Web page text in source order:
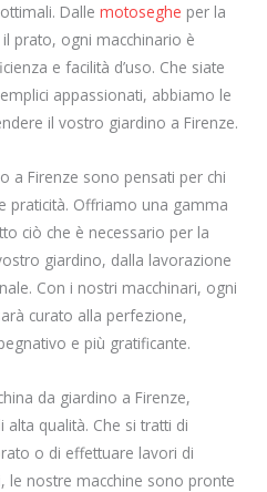
Dalle motoseghe per la
il prato, ogni macchinario è
e facilità d’uso. Che siate
appassionati, abbiamo le
il vostro giardino a Firenze.
a Firenze sono pensati per chi
praticità. Offriamo una gamma
ciò che è necessario per la
giardino, dalla lavorazione
Con i nostri macchinari, ogni
curato alla perfezione,
e più gratificante.
da giardino a Firenze,
qualità. Che si tratti di
o di effettuare lavori di
le nostre macchine sono pronte